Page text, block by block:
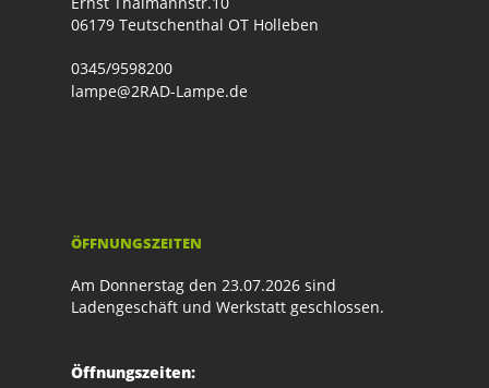
06179 Teutschenthal OT Holleben
0345/9598200
lampe@2RAD-Lampe.de
ÖFFNUNGSZEITEN
Am Donnerstag den 23.07.2026 sind
Ladengeschäft und Werkstatt geschlossen.
Öffnungszeiten: